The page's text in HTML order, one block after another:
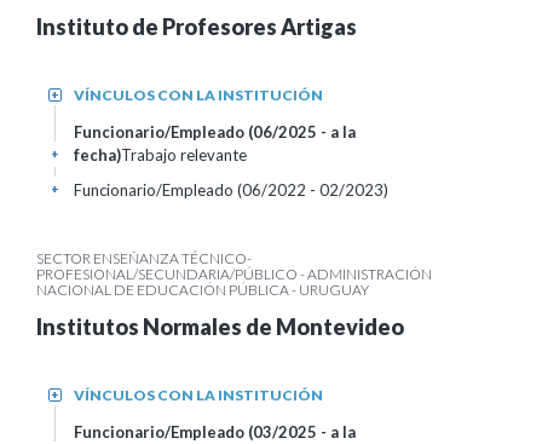
Instituto de Profesores Artigas
VÍNCULOS CON LA INSTITUCIÓN
+
Funcionario/Empleado (06/2025 - a la
fecha)Trabajo relevante
+
Funcionario/Empleado (06/2022 - 02/2023)
+
SECTOR ENSEÑANZA TÉCNICO-
PROFESIONAL/SECUNDARIA/PÚBLICO - ADMINISTRACIÓN
NACIONAL DE EDUCACIÓN PÚBLICA - URUGUAY
Institutos Normales de Montevideo
VÍNCULOS CON LA INSTITUCIÓN
+
Funcionario/Empleado (03/2025 - a la